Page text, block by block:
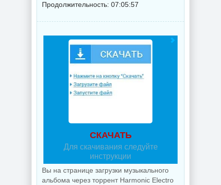
Продолжительность: 07:05:57
СКАЧАТЬ
Для скачивания следуйте
инструкции
Вы на странице загрузки музыкального
альбома через торрент Harmonic Electro